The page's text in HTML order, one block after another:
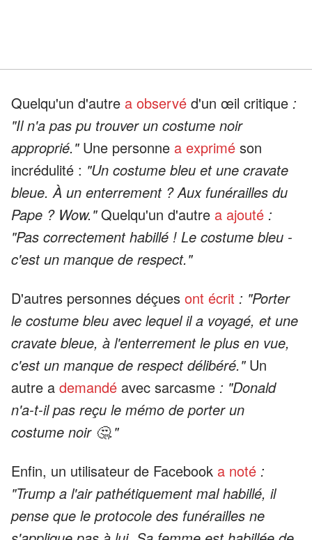
Quelqu'un d'autre a observé d'un œil critique :
"Il n'a pas pu trouver un costume noir
approprié." Une personne a exprimé son
incrédulité : "Un costume bleu et une cravate
bleue. À un enterrement ? Aux funérailles du
Pape ? Wow."Quelqu'un d'autre a ajouté :
"Pas correctement habillé ! Le costume bleu -
c'est un manque de respect."
D'autres personnes déçues ont écrit : "Porter
le costume bleu avec lequel il a voyagé, et une
cravate bleue, à l'enterrement le plus en vue,
c'est un manque de respect délibéré."Un
autre a demandé avec sarcasme : "Donald
n'a-t-il pas reçu le mémo de porter un
costume noir 🤔."
Enfin, un utilisateur de Facebook a noté :
"Trump a l'air pathétiquement mal habillé, il
pense que le protocole des funérailles ne